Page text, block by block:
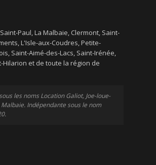
Paul, La Malbaie, Clermont, Saint-
L'Isle-aux-Coudres, Petite-
Saint-Aimé-des-Lacs, Saint-Irénée,
Hilarion et de toute la région de
les noms Location Galiot, Joe-loue-
Indépendante sous le nom